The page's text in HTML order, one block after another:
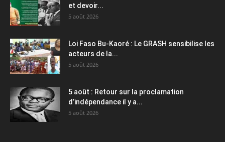
et devoir...
5 août 2026
Loi Faso Bu-Kaoré : Le GRASH sensibilise les
acteurs de la...
5 août 2026
5 août : Retour sur la proclamation
d’indépendance il y a...
5 août 2026